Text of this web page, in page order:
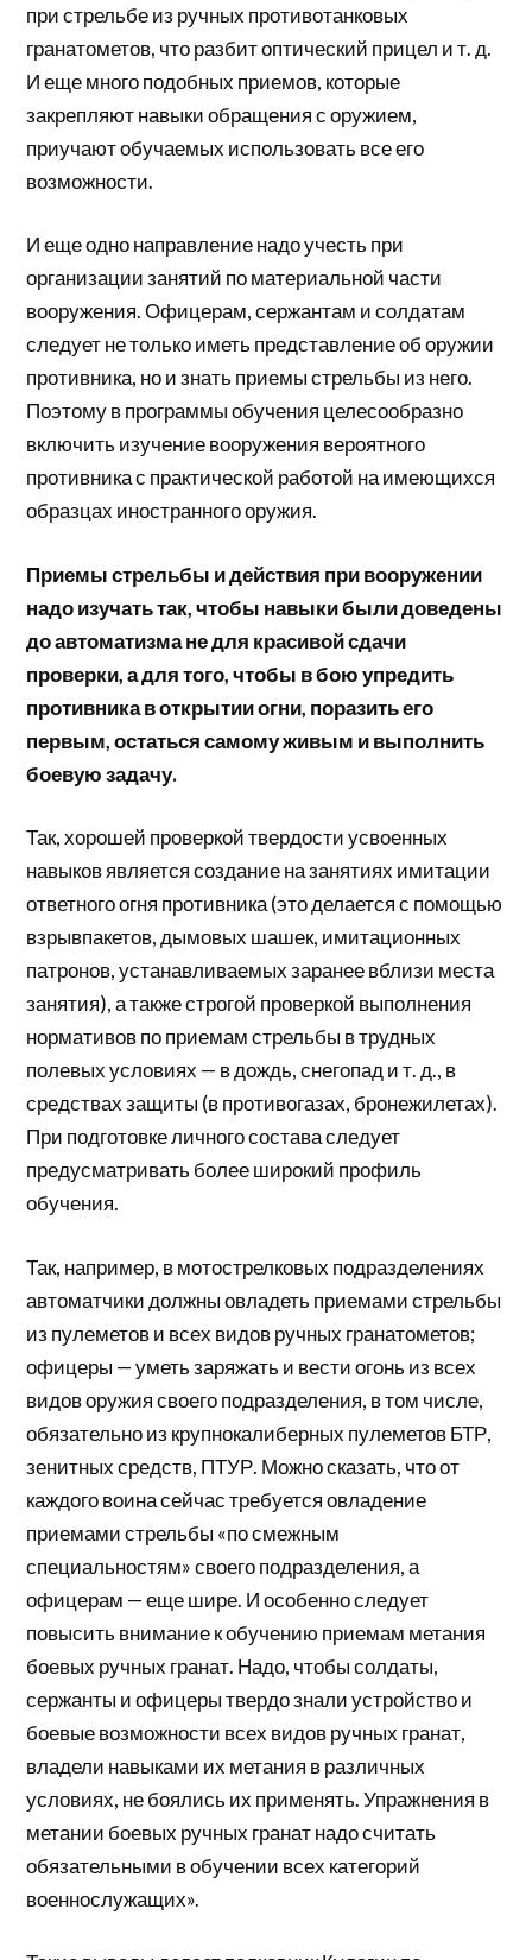
при стрельбе из ручных противотанковых
гранатометов, что разбит оптический прицел и т. д.
И еще много подобных приемов, которые
закрепляют навыки обращения с оружием,
приучают обучаемых использовать все его
возможности.
И еще одно направление надо учесть при
организации занятий по материальной части
вооружения. Офицерам, сержантам и солдатам
следует не только иметь представление об оружии
противника, но и знать приемы стрельбы из него.
Поэтому в программы обучения целесообразно
включить изучение вооружения вероятного
противника с практической работой на имеющихся
образцах иностранного оружия.
Приемы стрельбы и действия при вооружении
надо изучать так, чтобы навыки были доведены
до автоматизма не для красивой сдачи
проверки, а для того, чтобы в бою упредить
противника в открытии огни, поразить его
первым, остаться самому живым и выполнить
боевую задачу.
Так, хорошей проверкой твердости усвоенных
навыков является создание на занятиях имитации
ответного огня противника (это делается с помощью
взрывпакетов, дымовых шашек, имитационных
патронов, устанавливаемых заранее вблизи места
занятия), а также строгой проверкой выполнения
нормативов по приемам стрельбы в трудных
полевых условиях — в дождь, снегопад и т. д., в
средствах защиты (в противогазах, бронежилетах).
При подготовке личного состава следует
предусматривать более широкий профиль
обучения.
Так, например, в мотострелковых подразделениях
автоматчики должны овладеть приемами стрельбы
из пулеметов и всех видов ручных гранатометов;
офицеры — уметь заряжать и вести огонь из всех
видов оружия своего подразделения, в том числе,
обязательно из крупнокалиберных пулеметов БТР,
зенитных средств, ПТУР. Можно сказать, что от
каждого воина сейчас требуется овладение
приемами стрельбы «по смежным
специальностям» своего подразделения, а
офицерам — еще шире. И особенно следует
повысить внимание к обучению приемам метания
боевых ручных гранат. Надо, чтобы солдаты,
сержанты и офицеры твердо знали устройство и
боевые возможности всех видов ручных гранат,
владели навыками их метания в различных
условиях, не боялись их применять. Упражнения в
метании боевых ручных гранат надо считать
обязательными в обучении всех категорий
военнослужащих».